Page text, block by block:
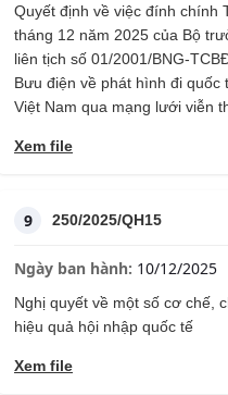
Quyết định về việc đính chính
tháng 12 năm 2025 của Bộ
liên tịch số 01/2001/BNG-
Bưu điện về phát hình đi
Việt Nam qua mạng lưới viễn
Xem file
9 250/2025/QH15
Ngày ban hành: 10/12/2025
Nghị quyết về một số cơ chế,
hiệu quả hội nhập quốc tế
Xem file